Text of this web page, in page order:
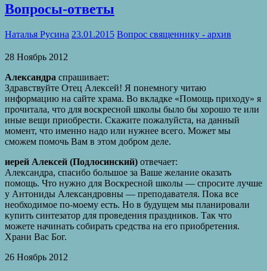
Вопросы-ответы
Наталья Русина 23.01.2015 Вопрос священнику - архив
28 Ноябрь 2012
Александра спрашивает:
Здравствуйте Отец Алексей! Я понемногу читаю
информацию на сайте храма. Во вкладке «Помощь приходу» я
прочитала, что для воскресной школы было бы хорошо те или
иные вещи приобрести. Скажите пожалуйста, на данный
момент, что именно надо или нужнее всего. Может мы
сможем помочь Вам в этом добром деле.
иерей Алексей (Подлосинский) отвечает:
Александра, спасибо большое за Ваше желание оказать
помощь. Что нужно для Воскресной школы — спросите лучше
у Антониды Александровны — преподавателя. Пока все
необходимое по-моему есть. Но в будущем мы планировали
купить синтезатор для проведения праздников. Так что
можете начинать собирать средства на его приобретения.
Храни Вас Бог.
26 Ноябрь 2012